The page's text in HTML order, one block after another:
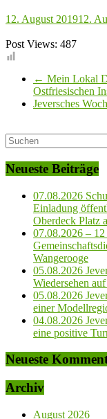
12. August 201912.
Post Views: 487
← Mein Lokal
Ostfriesischen
Jeversches
Neueste Beiträge
07.08.2026
Einladung
Oberdeck Platz
07.08.2026 –
Wangerooge
05.08.2026
Wiedersehen
05.08.2026
einer
04.08.2026
eine positive
Neueste
Archiv
August 2026